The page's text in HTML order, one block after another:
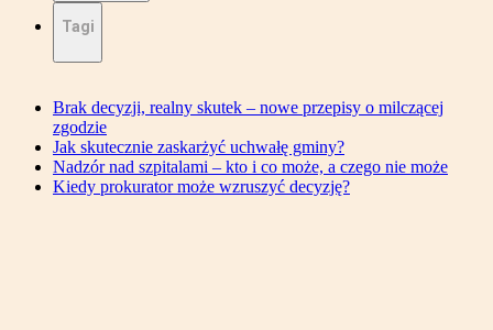
Tagi
Brak decyzji, realny skutek – nowe przepisy o milczącej
zgodzie
Jak skutecznie zaskarżyć uchwałę gminy?
Nadzór nad szpitalami – kto i co może, a czego nie może
Kiedy prokurator może wzruszyć decyzję?